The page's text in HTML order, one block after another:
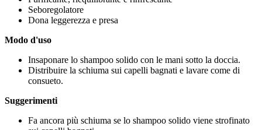
Seboregolatore
Dona leggerezza e presa
Modo d'uso
Insaponare lo shampoo solido con le mani sotto la doccia.
Distribuire la schiuma sui capelli bagnati e lavare come di
consueto.
Suggerimenti
Fa ancora più schiuma se lo shampoo solido viene strofinato